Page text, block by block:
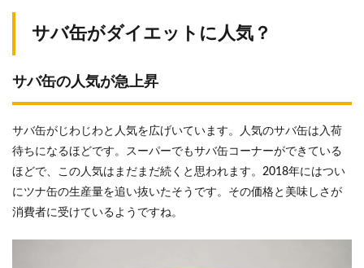
サバ缶がダイエットに人気？
サバ缶の人気が急上昇
サバ缶がじわじわと人気を広げいています。人気のサバ缶は入荷
待ちになるほどです。スーパーでもサバ缶コーナーができている
ほどで、この人気はまだまだ続くと思われます。2018年にはつい
にツナ缶の生産量を追い抜いたそうです。その価格と美味しさが
消費者に受けているようですね。